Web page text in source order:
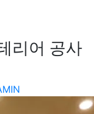
리어 공사